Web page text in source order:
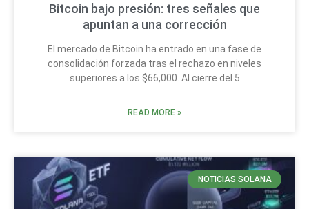
Bitcoin bajo presión: tres señales que
apuntan a una corrección
El mercado de Bitcoin ha entrado en una fase de
consolidación forzada tras el rechazo en niveles
superiores a los $66,000. Al cierre del 5
READ MORE »
NOTICIAS SOLANA